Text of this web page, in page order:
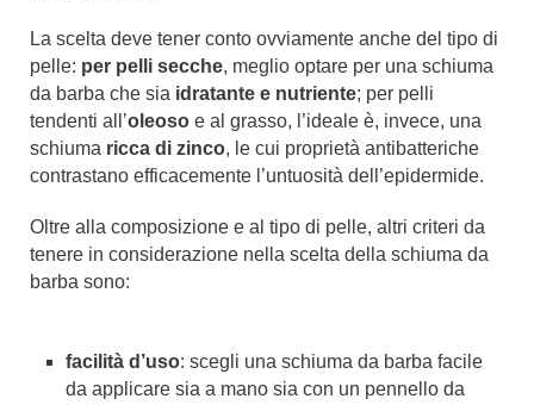
La scelta deve tener conto ovviamente anche del tipo di
pelle: per pelli secche, meglio optare per una schiuma
da barba che sia idratante e nutriente; per pelli
tendenti all’oleoso e al grasso, l’ideale è, invece, una
schiuma ricca di zinco, le cui proprietà antibatteriche
contrastano efficacemente l’untuosità dell’epidermide.
Oltre alla composizione e al tipo di pelle, altri criteri da
tenere in considerazione nella scelta della schiuma da
barba sono:
facilità d’uso: scegli una schiuma da barba facile
da applicare sia a mano sia con un pennello da